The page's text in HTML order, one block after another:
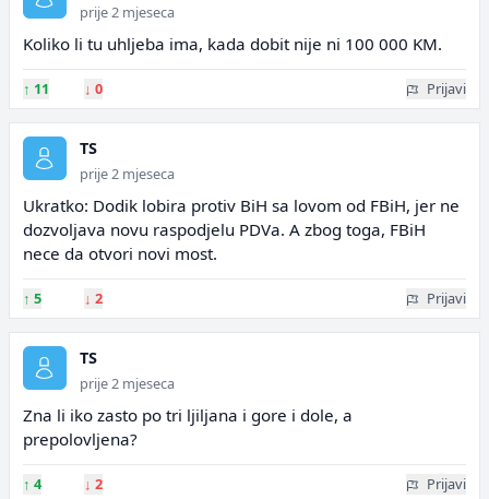
prije 2 mjeseca
Koliko li tu uhljeba ima, kada dobit nije ni 100 000 KM.
↑ 11 ↓ 0 Prijavi
TS
prije 2 mjeseca
Ukratko: Dodik lobira protiv BiH sa lovom od FBiH, jer ne
dozvoljava novu raspodjelu PDVa. A zbog toga, FBiH
nece da otvori novi most.
↑ 5 ↓ 2 Prijavi
TS
prije 2 mjeseca
Zna li iko zasto po tri ljiljana i gore i dole, a
prepolovljena?
↑ 4 ↓ 2 Prijavi